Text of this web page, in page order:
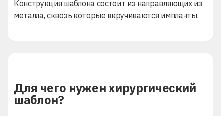
Конструкция шаблона состоит из направляющих из
металла, сквозь которые вкручиваются импланты.
Для чего нужен хирургический
шаблон?